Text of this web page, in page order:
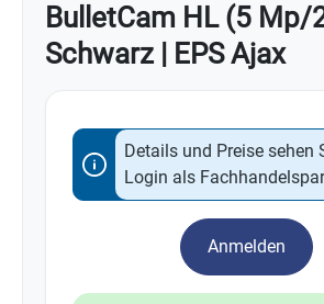
BulletCam HL (5 Mp/
Schwarz | EPS Ajax
Details und Preise sehen
Login als
Anmelden